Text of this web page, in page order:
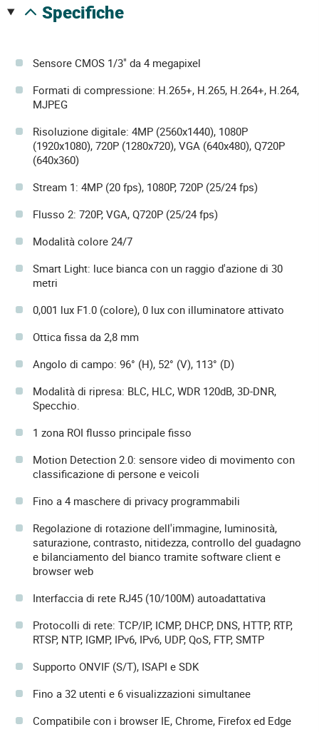
specifiche
Sensore CMOS 1/3" da 4 megapixel
Formati di compressione: H.265+, H.265, H.264+, H.264,
MJPEG
Risoluzione digitale: 4MP (2560x1440), 1080P
(1920x1080), 720P (1280x720), VGA (640x480), Q720P
(640x360)
Stream 1: 4MP (20 fps), 1080P, 720P (25/24 fps)
Flusso 2: 720P, VGA, Q720P (25/24 fps)
Modalità colore 24/7
Smart Light: luce bianca con un raggio d'azione di 30
metri
0,001 lux F1.0 (colore), 0 lux con illuminatore attivato
Ottica fissa da 2,8 mm
Angolo di campo: 96° (H), 52° (V), 113° (D)
Modalità di ripresa: BLC, HLC, WDR 120dB, 3D-DNR,
Specchio.
1 zona ROI flusso principale fisso
Motion Detection 2.0: sensore video di movimento con
classificazione di persone e veicoli
Fino a 4 maschere di privacy programmabili
Regolazione di rotazione dell'immagine, luminosità,
saturazione, contrasto, nitidezza, controllo del guadagno
e bilanciamento del bianco tramite software client e
browser web
Interfaccia di rete RJ45 (10/100M) autoadattativa
Protocolli di rete: TCP/IP, ICMP, DHCP, DNS, HTTP, RTP,
RTSP, NTP, IGMP, IPv6, IPv6, UDP, QoS, FTP, SMTP
Supporto ONVIF (S/T), ISAPI e SDK
Fino a 32 utenti e 6 visualizzazioni simultanee
Compatibile con i browser IE, Chrome, Firefox ed Edge